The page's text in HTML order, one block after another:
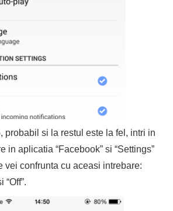
probabil si la restul este la fel, intri in
in aplicatia “Facebook” si “Settings”
vei confrunta cu aceasi intrebare:
“Off”.